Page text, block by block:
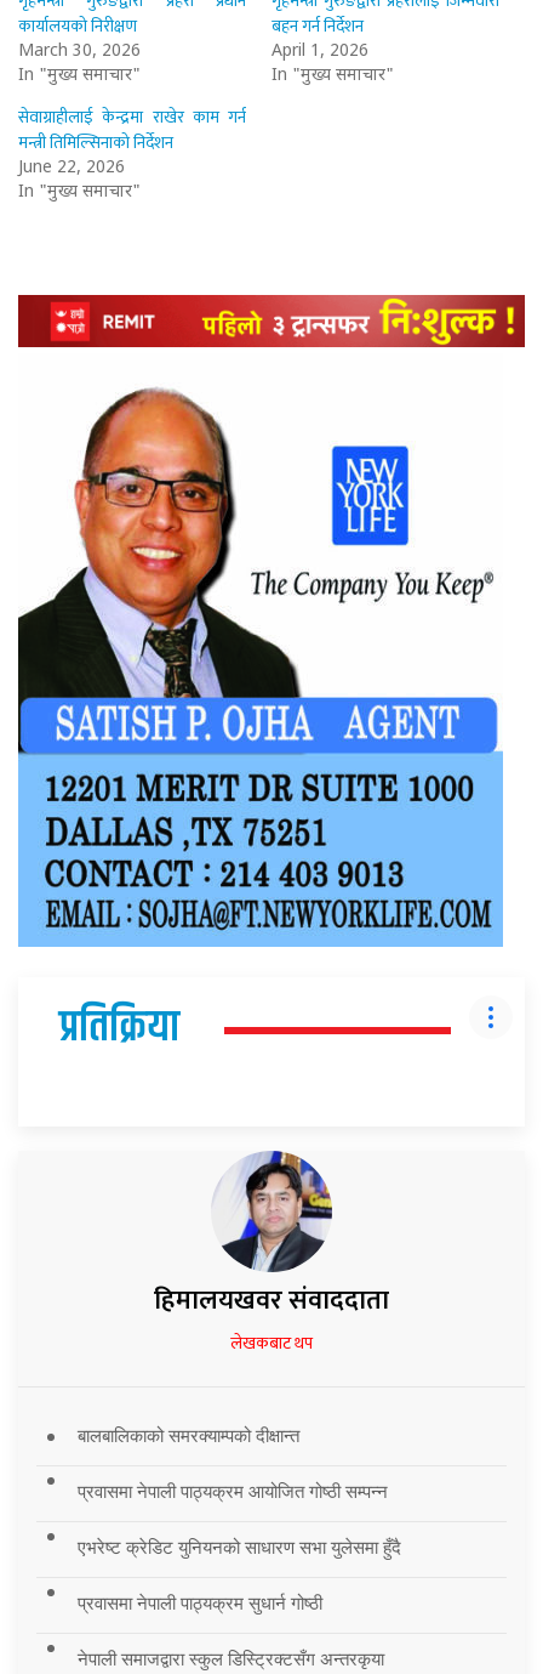
कार्यालयको निरीक्षण
March 30, 2026
In "मुख्य समाचार"
बहन गर्न निर्देशन
April 1, 2026
In "मुख्य समाचार"
सेवाग्राहीलाई केन्द्रमा राखेर काम गर्न
मन्त्री तिमिल्सिनाको निर्देशन
June 22, 2026
In "मुख्य समाचार"
प्रतिक्रिया
हिमालयखवर संवाददाता
लेखकबाट थप
बालबालिकाको समरक्याम्पको दीक्षान्त
प्रवासमा नेपाली पाठ्यक्रम आयोजित गोष्ठी सम्पन्न
एभरेष्ट क्रेडिट युनियनको साधारण सभा युलेसमा हुँदै
प्रवासमा नेपाली पाठ्यक्रम सुधार्न गोष्ठी
नेपाली समाजद्वारा स्कुल डिस्ट्रिक्टसँग अन्तरकृया